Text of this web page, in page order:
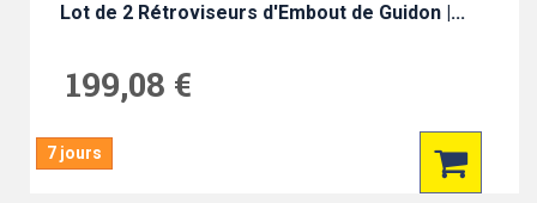
Lot de 2 Rétroviseurs d'Embout de Guidon |...
199,08 €
7 jours